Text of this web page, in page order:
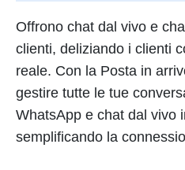
Offrono chat dal vivo e
clienti, deliziando i clienti
reale. Con la Posta in
gestire tutte le tue
WhatsApp e chat dal vivo
semplificando la